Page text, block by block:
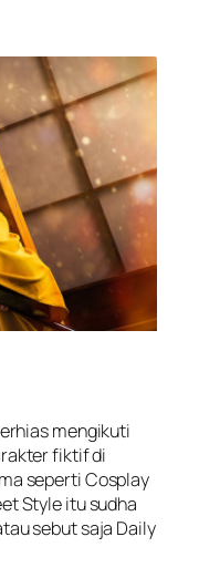
mengikuti
fiktif di
seperti Cosplay
Style itu sudha
sebut saja Daily